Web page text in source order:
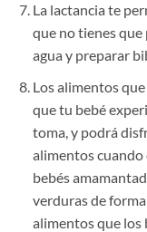
La lactancia te
que no tienes
agua y preparar
Los alimentos
que tu bebé
toma, y podrá
alimentos cuando
bebés
verduras de
alimentos que los